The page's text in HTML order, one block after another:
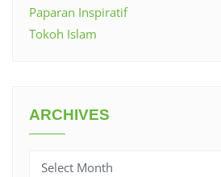
Paparan Inspiratif
Tokoh Islam
ARCHIVES
Archives